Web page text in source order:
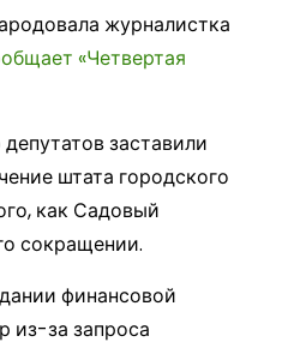
журналистка
«Четвертая
заставили
штата городского
как Садовый
сокращении.
финансовой
из-за запроса